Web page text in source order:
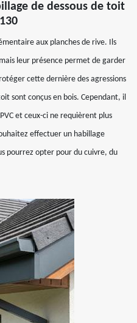
de dessous de toit
aux planches de rive. Ils
leur présence permet de garder
cette dernière des agressions
sont conçus en bois. Cependant, il
et ceux-ci ne requièrent plus
effectuer un habillage
pourrez opter pour du cuivre, du